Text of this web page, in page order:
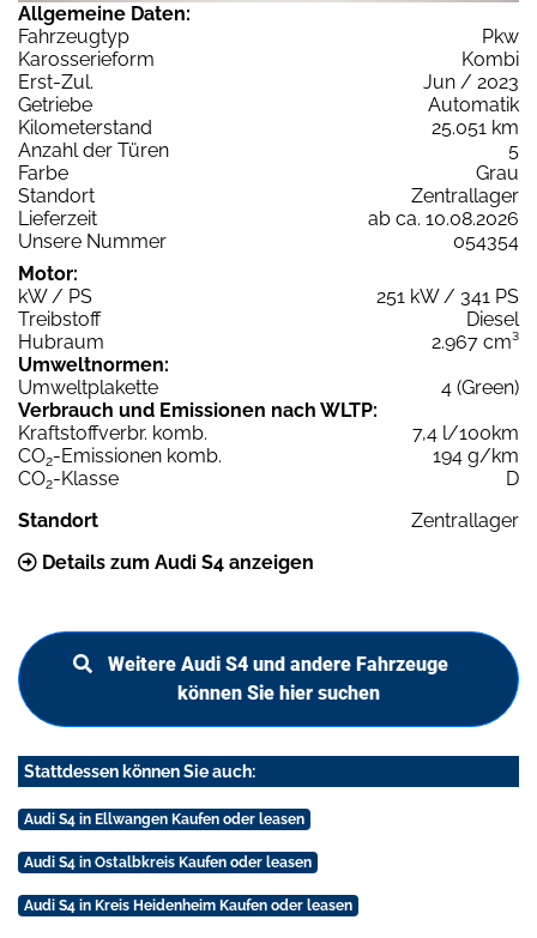
Allgemeine Daten:
Fahrzeugtyp
Pkw
Karosserieform
Kombi
Erst-Zul.
Jun / 2023
Getriebe
Automatik
Kilometerstand
25.051 km
Anzahl der Türen
5
Farbe
Grau
Standort
Zentrallager
Lieferzeit
ab ca. 10.08.2026
Unsere Nummer
054354
Motor:
kW / PS
251 kW / 341 PS
Treibstoff
Diesel
Hubraum
2.967 cm³
Umweltnormen:
Umweltplakette
4 (Green)
Verbrauch und Emissionen nach WLTP:
Kraftstoffverbr. komb.
7,4 l/100km
CO2-Emissionen komb.
194 g/km
CO2-Klasse
D
Standort
Zentrallager
Details zum Audi S4 anzeigen
Weitere Audi S4 und andere Fahrzeuge
können Sie hier suchen
Stattdessen können Sie auch:
Audi S4 in Ellwangen Kaufen oder leasen
Audi S4 in Ostalbkreis Kaufen oder leasen
Audi S4 in Kreis Heidenheim Kaufen oder leasen